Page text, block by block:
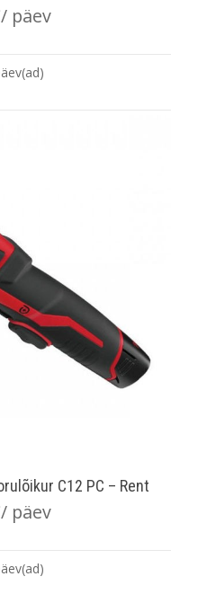
/ päev
C12 PC – Rent
/ päev